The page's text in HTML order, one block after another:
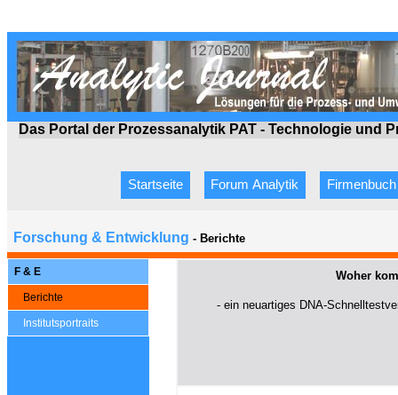
Das Portal der Prozessanalytik PAT - Technologie und
Startseite Forum Analytik Firmenbuch
Forschung & Entwicklung - Berichte
F & E
Berichte
Institutsportraits
Woher
- ein neuartiges DNA-